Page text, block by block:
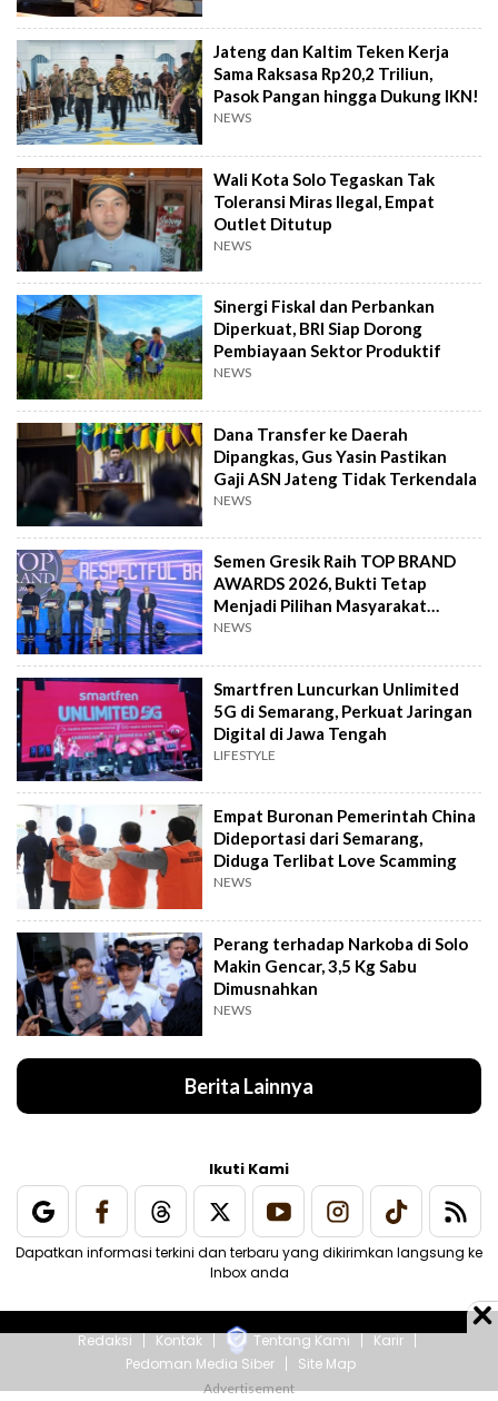
Jateng dan Kaltim Teken Kerja
Sama Raksasa Rp20,2 Triliun,
Pasok Pangan hingga Dukung IKN!
NEWS
Wali Kota Solo Tegaskan Tak
Toleransi Miras Ilegal, Empat
Outlet Ditutup
NEWS
Sinergi Fiskal dan Perbankan
Diperkuat, BRI Siap Dorong
Pembiayaan Sektor Produktif
NEWS
Dana Transfer ke Daerah
Dipangkas, Gus Yasin Pastikan
Gaji ASN Jateng Tidak Terkendala
NEWS
Semen Gresik Raih TOP BRAND
AWARDS 2026, Bukti Tetap
Menjadi Pilihan Masyarakat
Indonesia
NEWS
Smartfren Luncurkan Unlimited
5G di Semarang, Perkuat Jaringan
Digital di Jawa Tengah
LIFESTYLE
Empat Buronan Pemerintah China
Dideportasi dari Semarang,
Diduga Terlibat Love Scamming
NEWS
Perang terhadap Narkoba di Solo
Makin Gencar, 3,5 Kg Sabu
Dimusnahkan
NEWS
Berita Lainnya
Ikuti Kami
Dapatkan informasi terkini dan terbaru yang dikirimkan langsung ke
Inbox anda
Redaksi Kontak Tentang Kami
Karir
Pedoman Media Siber
Site Map